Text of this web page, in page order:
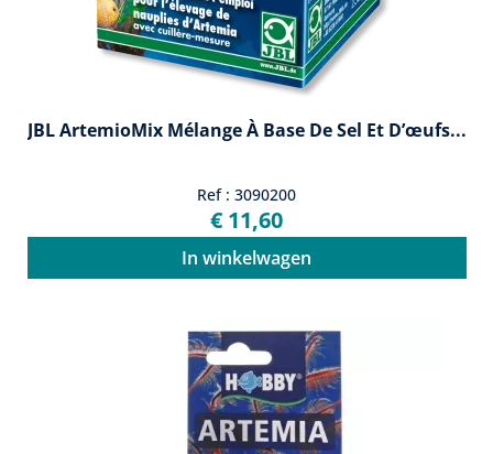
JBL ArtemioMix Mélange À Base De Sel Et D’œufs...
Ref : 3090200
€ 11,60
In winkelwagen